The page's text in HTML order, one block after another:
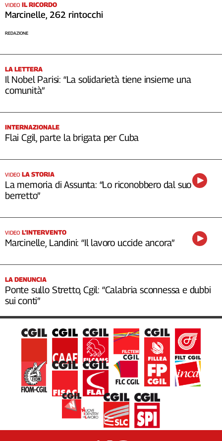
VIDEO IL RICORDO
Marcinelle, 262 rintocchi
REDAZIONE
LA LETTERA
Il Nobel Parisi: “La solidarietà tiene insieme una
comunità”
INTERNAZIONALE
Flai Cgil, parte la brigata per Cuba
VIDEO LA STORIA
La memoria di Assunta: “Lo riconobbero dal suo
berretto”
VIDEO L’INTERVENTO
Marcinelle, Landini: “Il lavoro uccide ancora”
LA DENUNCIA
Ponte sullo Stretto, Cgil: “Calabria sconnessa e dubbi
sui conti”